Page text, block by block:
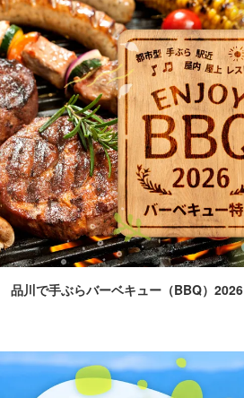
品川で手ぶらバーベキュー（BBQ）2026